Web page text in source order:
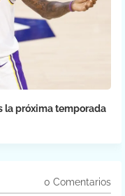
la próxima temporada
0 Comentarios